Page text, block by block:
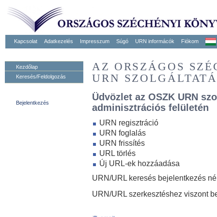
Kapcsolat Adatkezelés Impresszum Súgó URN informácók Fiókom
Kezdőlap
Keresés/Feldolgozás
Bejelentkezés
AZ ORSZÁGOS
URN
Üdvözlet az OSZK URN
adminisztrációs felületén
URN regisztráció
URN foglalás
URN frissítés
URL törlés
Új URL-ek hozzáadása
URN/URL keresés bejelentkezés
URN/URL szerkesztéshez viszont